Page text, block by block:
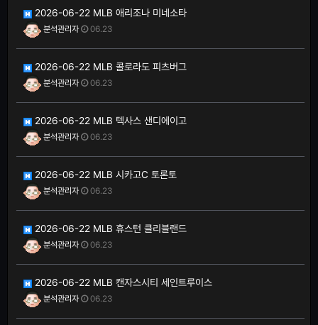
2026-06-22 MLB 애리조나 미네소타
분석관리자 06.23
2026-06-22 MLB 콜로라도 피츠버그
분석관리자 06.23
2026-06-22 MLB 텍사스 샌디에이고
분석관리자 06.23
2026-06-22 MLB 시카고C 토론토
분석관리자 06.23
2026-06-22 MLB 휴스턴 클리블랜드
분석관리자 06.23
2026-06-22 MLB 캔자스시티 세인트루이스
분석관리자 06.23